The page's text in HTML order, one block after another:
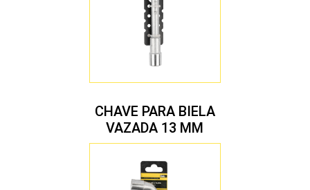
CHAVE PARA BIELA
VAZADA 13 MM